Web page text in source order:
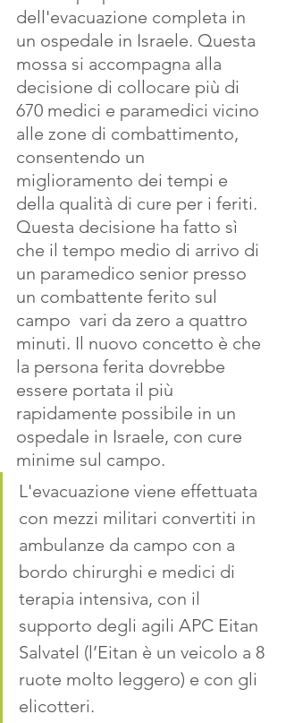
dell'evacuazione completa in
un ospedale in Israele. Questa
mossa si accompagna alla
decisione di collocare più di
670 medici e paramedici vicino
alle zone di combattimento,
consentendo un
miglioramento dei tempi e
della qualità di cure per i feriti.
Questa decisione ha fatto sì
che il tempo medio di arrivo di
un paramedico senior presso
un combattente ferito sul
campo  vari da zero a quattro
minuti. Il nuovo concetto è che
la persona ferita dovrebbe
essere portata il più
rapidamente possibile in un
ospedale in Israele, con cure
minime sul campo.
L'evacuazione viene effettuata
con mezzi militari convertiti in
ambulanze da campo con a
bordo chirurghi e medici di
terapia intensiva, con il
supporto degli agili APC Eitan
Salvatel (l’Eitan è un veicolo a 8
ruote molto leggero) e con gli
elicotteri.